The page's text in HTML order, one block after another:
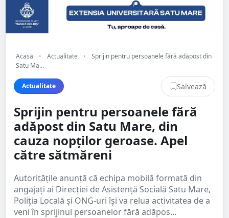
Acasă • Actualitate •
Sprijin pentru persoanele fără adăpost din
Satu Ma...
Actualitate Salvează
Sprijin pentru persoanele fără
adăpost din Satu Mare, din
cauza nopților geroase. Apel
către sătmăreni
Autoritățile anunță că echipa mobilă formată din
angajați ai Direcției de Asistență Socială Satu Mare,
Poliția Locală și ONG-uri își va relua activitatea de a
veni în sprijinul persoanelor fără adăpos...